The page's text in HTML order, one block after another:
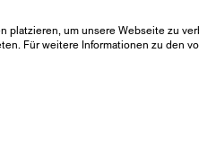
platzieren, um unsere Webseite zu
Für weitere Informationen zu den